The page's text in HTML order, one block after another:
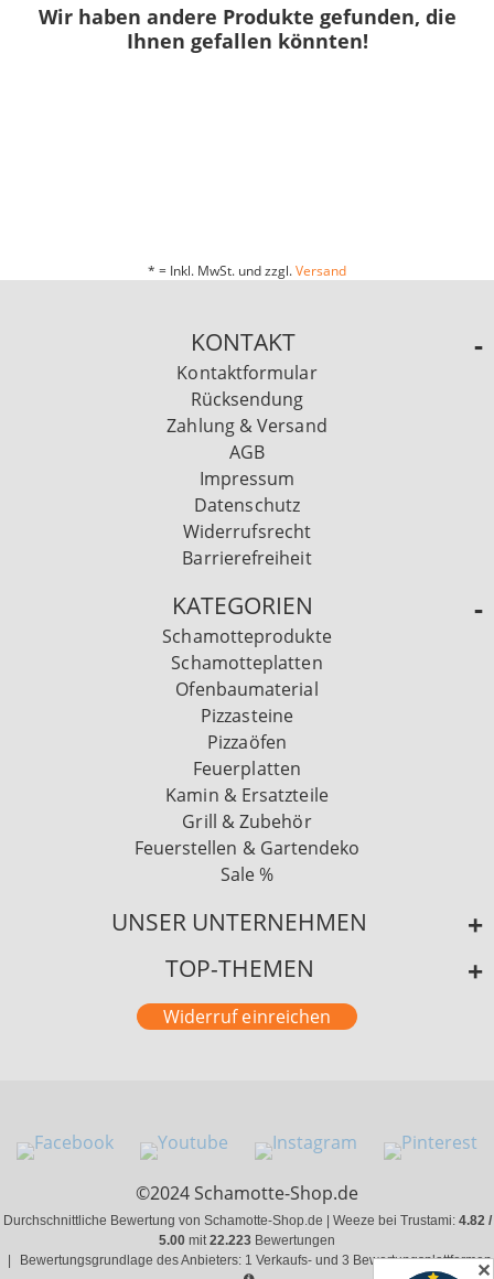
Wir haben andere Produkte gefunden, die
Ihnen gefallen könnten!
* = Inkl. MwSt. und zzgl.Versand
KONTAKT
Kontaktformular
Rücksendung
Zahlung & Versand
AGB
Impressum
Datenschutz
Widerrufsrecht
Barrierefreiheit
KATEGORIEN
Schamotteprodukte
Schamotteplatten
Ofenbaumaterial
Pizzasteine
Pizzaöfen
Feuerplatten
Kamin & Ersatzteile
Grill & Zubehör
Feuerstellen & Gartendeko
Sale %
UNSER UNTERNEHMEN
TOP-THEMEN
Widerruf einreichen
©2024 Schamotte-Shop.de
Durchschnittliche Bewertung von Schamotte-Shop.de | Weeze bei Trustami: 4.82 /
5.00 mit22.223 Bewertungen
Bewertungsgrundlage des Anbieters: 1 Verkaufs- und 3 Bewertungsplattformen
✕